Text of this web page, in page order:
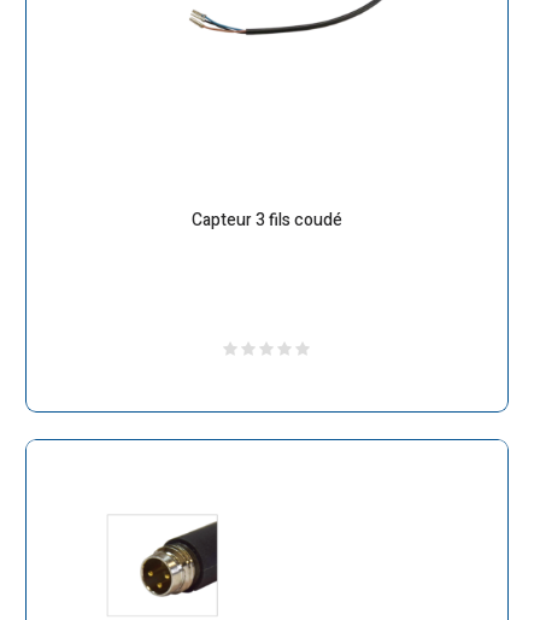
Capteur 3 fils coudé